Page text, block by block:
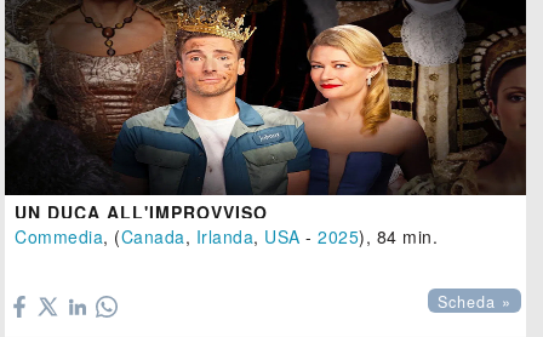
UN DUCA ALL'IMPROVVISO
Commedia, (Canada, Irlanda, USA -2025), 84 min.
Scheda »